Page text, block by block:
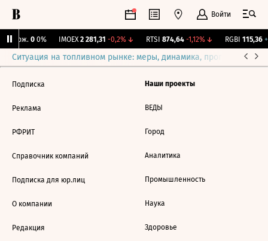
Войти
Бирж. 0 0% IMOEX 2 281,31 -0,2%↓ RTSI 874,64 -1,12%↓ RGBI 115,36
Ситуация на топливном рынке: меры, динамика, прогнозы
Подписка
Реклама
РФРИТ
Справочник компаний
Подписка для юр.лиц
О компании
Редакция
Наши проекты
ВЕДЫ
Город
Аналитика
Промышленность
Наука
Здоровье